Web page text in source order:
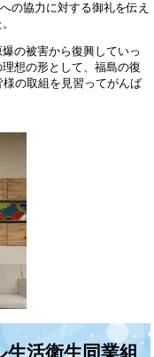
の協力に対する御礼を伝え
の被害から復興していっ
想の形として、福島の復
の取組を見習ってがんば
活衛生同業組